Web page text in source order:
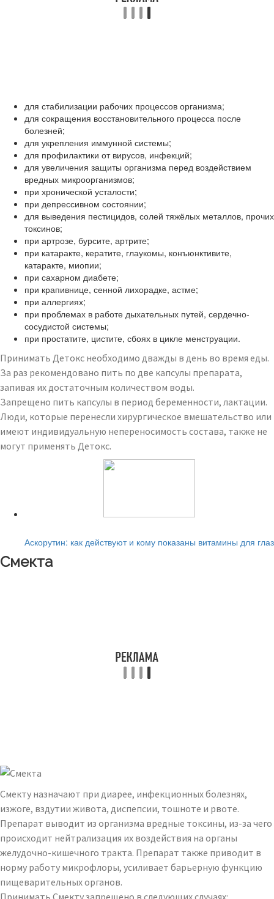
для стабилизации рабочих процессов организма;
для сокращения восстановительного процесса после
болезней;
для укрепления иммунной системы;
для профилактики от вирусов, инфекций;
для увеличения защиты организма перед воздействием
вредных микроорганизмов;
при хронической усталости;
при депрессивном состоянии;
для выведения пестицидов, солей тяжёлых металлов, прочих
токсинов;
при артрозе, бурсите, артрите;
при катаракте, кератите, глаукомы, конъюнктивите,
катаракте, миопии;
при сахарном диабете;
при крапивнице, сенной лихорадке, астме;
при аллергиях;
при проблемах в работе дыхательных путей, сердечно-
сосудистой системы;
при простатите, цистите, сбоях в цикле менструации.
Принимать Детокс необходимо дважды в день во время еды.
За раз рекомендовано пить по две капсулы препарата,
запивая их достаточным количеством воды.
Запрещено пить капсулы в период беременности, лактации.
Люди, которые перенесли хирургическое вмешательство или
имеют индивидуальную непереносимость состава, также не
могут применять Детокс.
Аскорутин: как действуют и кому показаны витамины для глаз
Смекта
Смекту назначают при диарее, инфекционных болезнях,
изжоге, вздутии живота, диспепсии, тошноте и рвоте.
Препарат выводит из организма вредные токсины, из-за чего
происходит нейтрализация их воздействия на органы
желудочно-кишечного тракта. Препарат также приводит в
норму работу микрофлоры, усиливает барьерную функцию
пищеварительных органов.
Принимать Смекту запрещено в следующих случаях: